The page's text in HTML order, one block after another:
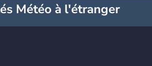
Météo à l'étranger